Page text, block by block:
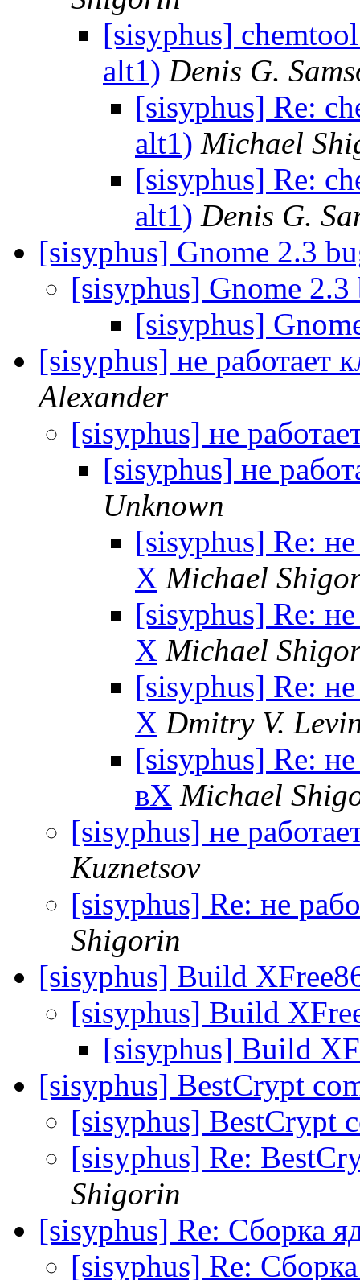
[sisyphus]
alt1) Denis G.
[sisyphus] Re:
alt1) Michael
[sisyphus] Re:
alt1) Denis G.
[sisyphus] Gnome 2.3
[sisyphus] Gnome
[sisyphus]
[sisyphus] не работает
Alexander
[sisyphus] не
[sisyphus] не
Unknown
[sisyphus] Re: не
X Michael
[sisyphus] Re: не
X Michael
[sisyphus] Re: не
X Dmitry V.
[sisyphus] Re: не
вX Michael
[sisyphus] не
Kuznetsov
[sisyphus] Re: не
Shigorin
[sisyphus] Build
[sisyphus] Build
[sisyphus] Build
[sisyphus] BestCrypt
[sisyphus] BestCrypt
[sisyphus] Re:
Shigorin
[sisyphus] Re: Сборка
[sisyphus] Re: